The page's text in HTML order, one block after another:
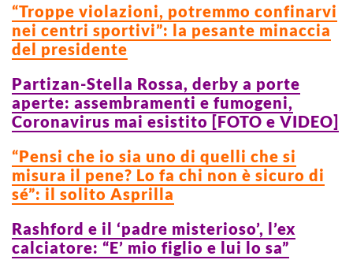
“Troppe violazioni, potremmo confinarvi
nei centri sportivi”: la pesante minaccia
del presidente
Partizan-Stella Rossa, derby a porte
aperte: assembramenti e fumogeni,
Coronavirus mai esistito [FOTO e VIDEO]
“Pensi che io sia uno di quelli che si
misura il pene? Lo fa chi non è sicuro di
sé”: il solito Asprilla
Rashford e il ‘padre misterioso’, l’ex
calciatore: “E’ mio figlio e lui lo sa”